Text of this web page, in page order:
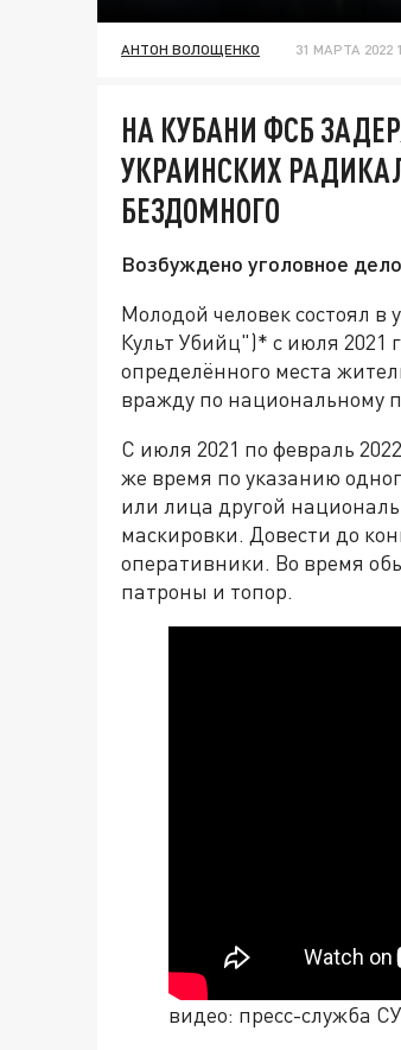
АНТОН ВОЛОЩЕНКО 31 МАРТА 2022
НА КУБАНИ ФСБ
УКРАИНСКИХ
БЕЗДОМНОГО
Возбуждено уголовное
Молодой человек состоял
Культ Убийц")* с июля 2021
определённого места
вражду по национальному
С июля 2021 по февраль
же время по указанию
или лица другой
маскировки. Довести до
оперативники. Во время
патроны и топор.
видео: пресс-служба